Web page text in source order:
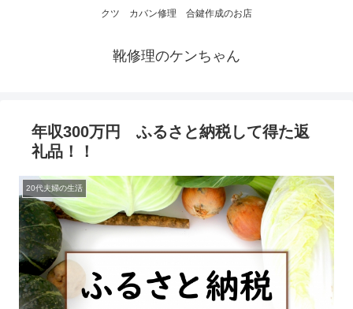
クツ カバン修理 合鍵作成のお店
靴修理のケンちゃん
年収300万円 ふるさと納税して得た返
礼品！！
20代夫婦の生活